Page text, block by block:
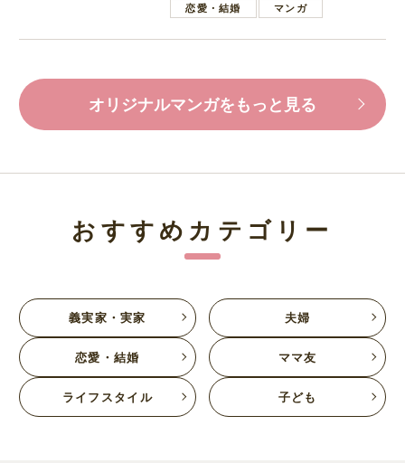
恋愛・結婚
マンガ
オリジナルマンガをもっと見る
おすすめカテゴリー
義実家・実家 夫婦
恋愛・結婚 ママ友
ライフスタイル 子ども